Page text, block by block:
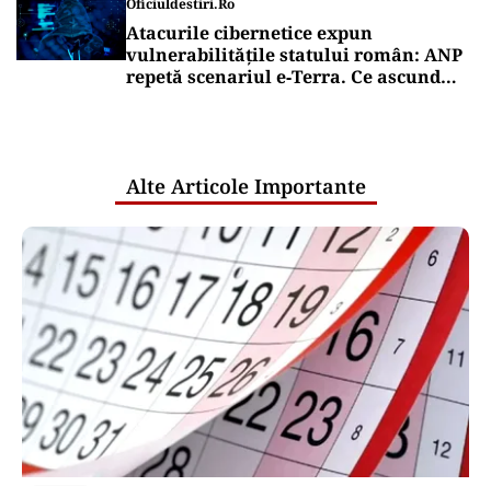
Oficiuldestiri.ro
Atacurile cibernetice expun
vulnerabilitățile statului român: ANP
repetă scenariul e‑Terra. Ce ascund
Alte Articole Importante